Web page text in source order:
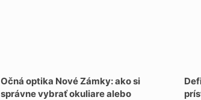
Očná optika Nové Zámky: ako si
správne vybrať okuliare alebo